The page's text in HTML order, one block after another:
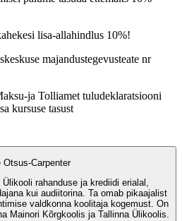
lisa-allahindlus 10%!
majandustegevusteate nr
ja Tolliamet tuludeklaratsiooni
kursuse tasust
Otsus-Carpenter
Ülikooli rahanduse ja krediidi erialal,
kui audiitorina. Ta omab pikaajalist
valdkonna koolitaja kogemust. On
Mainori Kõrgkoolis ja Tallinna Ülikoolis.